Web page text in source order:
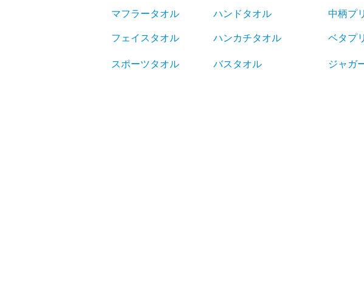
マフラータオル
フェイスタオル
スポーツタオル
ハンドタオル
ハンカチタオル
バスタオル
中柄プ
ベタプ
ジャガ